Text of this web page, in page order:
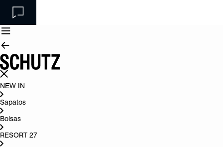
NEW IN
Sapatos
Bolsas
RESORT 27